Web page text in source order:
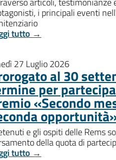
i principali eventi
tutto →
27 Luglio 2026
al 30
per
«Secondo
e gli ospiti delle Rems
della quota di
tutto →